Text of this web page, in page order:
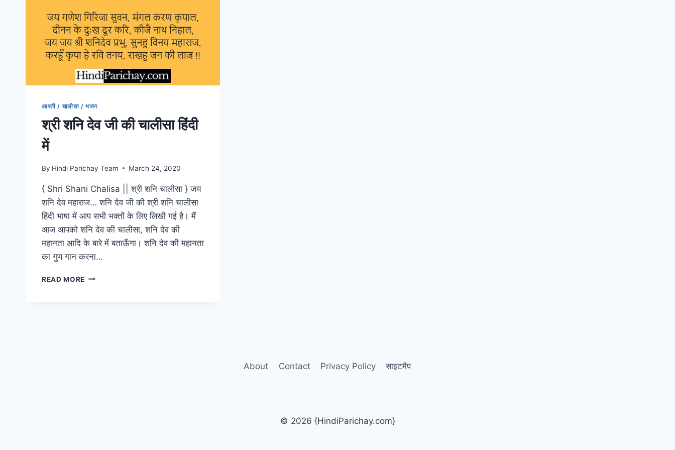
आरती / चालीसा / भजन
श्री शनि देव जी की चालीसा हिंदी
में
By Hindi Parichay Team March 24, 2020
{ Shri Shani Chalisa || श्री शनि चालीसा } जय
शनि देव महाराज… शनि देव जी की श्री शनि चालीसा
हिंदी भाषा में आप सभी भक्तों के लिए लिखी गई है। मैं
आज आपको शनि देव की चालीसा, शनि देव की
महानता आदि के बारे में बताऊँगा। शनि देव की महानता
का गुण गान करना…
READ MORE श्री
About Contact Privacy Policy साइटमैप
© 2026 {HindiParichay.com}